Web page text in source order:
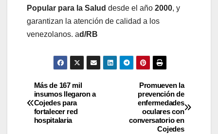
Popular para la Salud desde el año 2000, y
garantizan la atención de calidad a los
venezolanos. ad/RB
Promueven la
prevención de
enfermedades
oculares con
conversatorio en
Cojedes
​Más de 167 mil
insumos llegaron a
Cojedes para
fortalecer red
hospitalaria